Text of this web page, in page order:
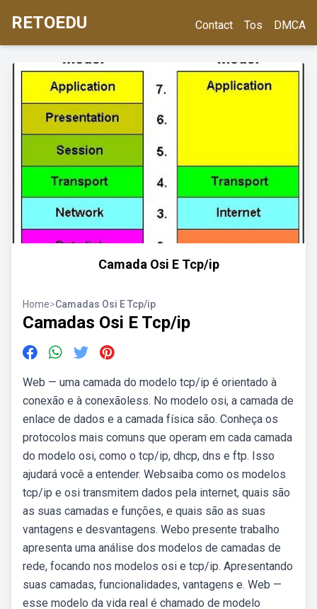
RETOEDU Contact Tos DMCA
Camada Osi E Tcp/ip
Home>Camadas Osi E Tcp/ip
Camadas Osi E Tcp/ip
Web — uma camada do modelo tcp/ip é orientado à
conexão e à conexãoless. No modelo osi, a camada de
enlace de dados e a camada física são. Conheça os
protocolos mais comuns que operam em cada camada
do modelo osi, como o tcp/ip, dhcp, dns e ftp. Isso
ajudará você a entender. Websaiba como os modelos
tcp/ip e osi transmitem dados pela internet, quais são
as suas camadas e funções, e quais são as suas
vantagens e desvantagens. Webo presente trabalho
apresenta uma análise dos modelos de camadas de
rede, focando nos modelos osi e tcp/ip. Apresentando
suas camadas, funcionalidades, vantagens e. Web —
esse modelo da vida real é chamado de modelo